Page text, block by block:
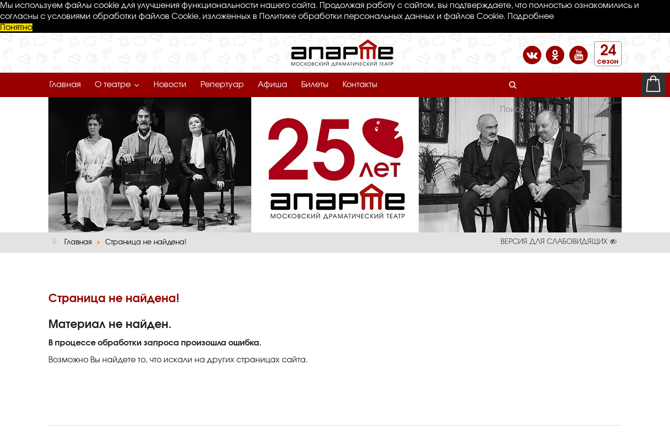
Мы используем файлы cookie для улучшения функциональности нашего сайта. Продолжая работу с сайтом, вы подтверждаете, что полностью ознакомились и
согласны с условиями обработки файлов Cookie, изложенных в Политике обработки персональных данных и файлов Cookie. Подробнее
Понятно
24
сезон
Главная О театре Новости Репертуар Афиша Билеты Контакты
Главная Страница не найдена! ВЕРСИЯ ДЛЯ СЛАБОВИДЯЩИХ
Страница не найдена!
Материал не найден.
В процессе обработки запроса произошла ошибка.
Возможно Вы найдете то, что искали на других страницах сайта.